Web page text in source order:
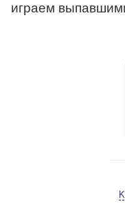
играем